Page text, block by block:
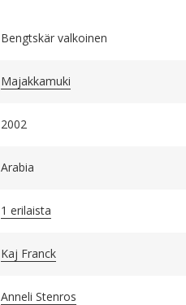
Bengtskär valkoinen
Majakkamuki
2002
Arabia
1 erilaista
Kaj Franck
Anneli Stenros